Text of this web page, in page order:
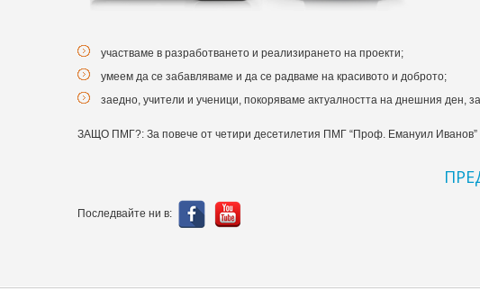
участваме в разработването и реализирането на проекти;
умеем да се забавляваме и да се радваме на красивото и доброто;
заедно, учители и ученици, покоряваме актуалността на днешния ден,
ЗАЩО ПМГ?: За повече от четири десетилетия ПМГ “Проф. Емануил Иванов”
Последвайте ни в: